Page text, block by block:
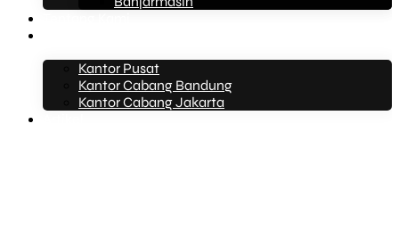
Kantor Pusat
Kantor Cabang Bandung
Kantor Cabang Jakarta